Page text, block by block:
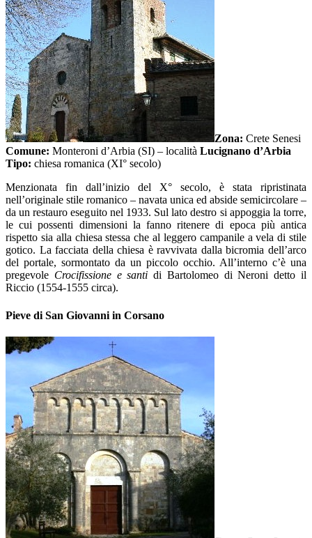
Zona: Crete Senesi
Comune: Monteroni d’Arbia (SI) – località Lucignano d’Arbia
Tipo: chiesa romanica (XI° secolo)
Menzionata fin dall’inizio del X° secolo, è stata ripristinata
nell’originale stile romanico – navata unica ed abside semicircolare –
da un restauro eseguito nel 1933. Sul lato destro si appoggia la torre,
le cui possenti dimensioni la fanno ritenere di epoca più antica
rispetto sia alla chiesa stessa che al leggero campanile a vela di stile
gotico. La facciata della chiesa è ravvivata dalla bicromia dell’arco
del portale, sormontato da un piccolo occhio. All’interno c’è una
pregevole Crocifissione e santi di Bartolomeo di Neroni detto il
Riccio (1554-1555 circa).
Pieve di San Giovanni in Corsano